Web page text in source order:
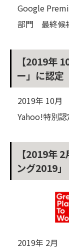
Google
部門 最終候
【2019年
ー」に認定
2019年 10月
Yahoo!特別認
【2019年 2
ング2019
2019年 2月